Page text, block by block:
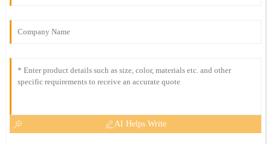
AI Helps Write